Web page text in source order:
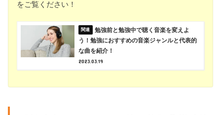
をご覧ください！
勉強前と勉強中で聴く音楽を変えよ
う！勉強におすすめの音楽ジャンルと代表的
な曲を紹介！
2023.03.19